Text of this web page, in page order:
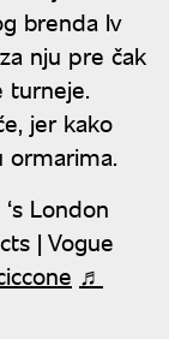
brenda Iv
nju pre čak
turneje.
jer kako
ormarima.
London
| Vogue
♬